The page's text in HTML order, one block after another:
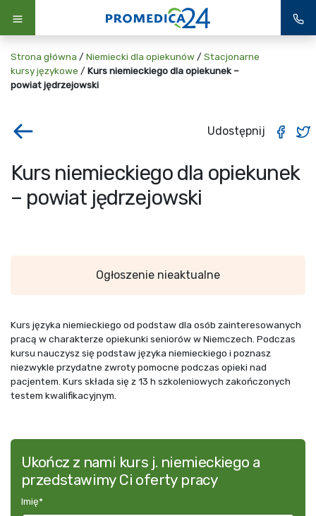
Strona główna / Niemiecki dla opiekunów / Stacjonarne
kursy językowe / Kurs niemieckiego dla opiekunek –
powiat jędrzejowski
Udostępnij
Kurs niemieckiego dla opiekunek
– powiat jędrzejowski
Ogłoszenie nieaktualne
Kurs języka niemieckiego od podstaw dla osób zainteresowanych
pracą w charakterze opiekunki seniorów w Niemczech. Podczas
kursu nauczysz się podstaw języka niemieckiego i poznasz
niezwykle przydatne zwroty pomocne podczas opieki nad
pacjentem. Kurs składa się z 13 h szkoleniowych zakończonych
testem kwalifikacyjnym.
Ukończ z nami kurs j. niemieckiego a
przedstawimy Ci oferty pracy
Imię*